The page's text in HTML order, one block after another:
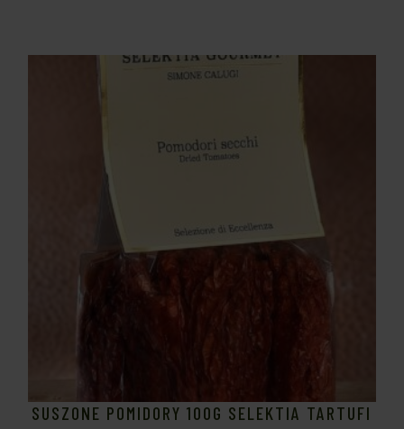
SUSZONE POMIDORY 100G SELEKTIA TARTUFI